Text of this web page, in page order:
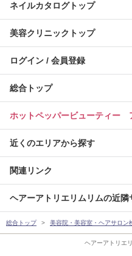
ヘアーアトリエ
ネイルカタログトップ
美容クリニックトップ
ログイン / 会員登録
総合トップ
ホットペッパービューティー
近くのエリアから探す
関連リンク
ヘアーアトリエリムリムの近隣
総合トップ 美容院・美容室・ヘアサロン